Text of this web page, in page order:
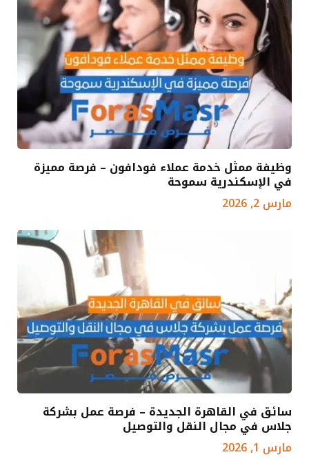
وظيفة ممثل خدمة عملاء فودافون – فرصة مميزة
في الإسكندرية سموحة
مارس 2, 2026
سائق في القاهرة الجديدة – فرصة عمل بشركة
جلاس في مجال النقل والتوصيل
مارس 1, 2026